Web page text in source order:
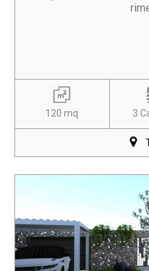
120 mq 3